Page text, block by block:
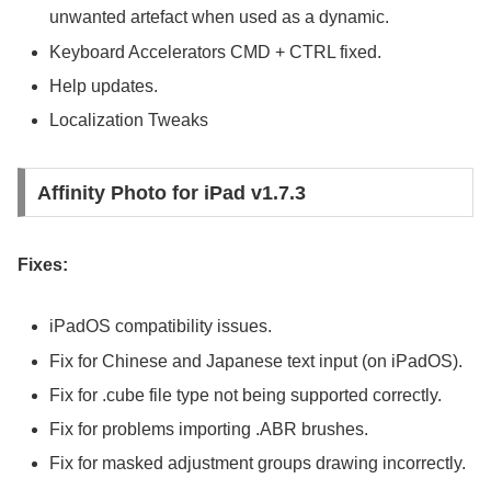
unwanted artefact when used as a dynamic.
Keyboard Accelerators CMD + CTRL fixed.
Help updates.
Localization Tweaks
Affinity Photo for iPad v1.7.3
Fixes:
iPadOS compatibility issues.
Fix for Chinese and Japanese text input (on iPadOS).
Fix for .cube file type not being supported correctly.
Fix for problems importing .ABR brushes.
Fix for masked adjustment groups drawing incorrectly.